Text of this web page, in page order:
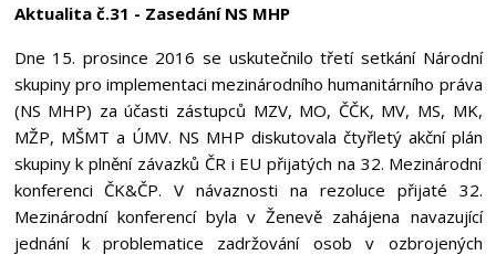
Aktualita č.31 - Zasedání NS MHP
Dne 15. prosince 2016 se uskutečnilo třetí setkání Národní
skupiny pro implementaci mezinárodního humanitárního práva
(NS MHP) za účasti zástupců MZV, MO, ČČK, MV, MS, MK,
MŽP, MŠMT a ÚMV. NS MHP diskutovala čtyřletý akční plán
skupiny k plnění závazků ČR i EU přijatých na 32. Mezinárodní
konferenci ČK&ČP. V návaznosti na rezoluce přijaté 32.
Mezinárodní konferencí byla v Ženevě zahájena navazující
jednání k problematice zadržování osob v ozbrojených